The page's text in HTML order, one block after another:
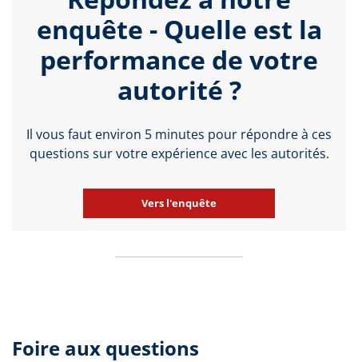
enquête - Quelle est la
performance de votre
autorité ?
Il vous faut environ 5 minutes pour répondre à ces
questions sur votre expérience avec les autorités.
Vers l'enquête
Foire aux questions